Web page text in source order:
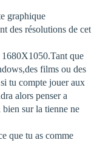
graphique
des résolutions de cet
que
films ou des
tu compte jouer aux
alors penser a
sur la tienne ne
que tu as comme